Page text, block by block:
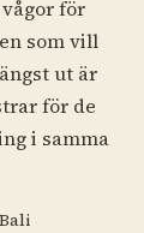
för
som vill
ut är
för de
i samma